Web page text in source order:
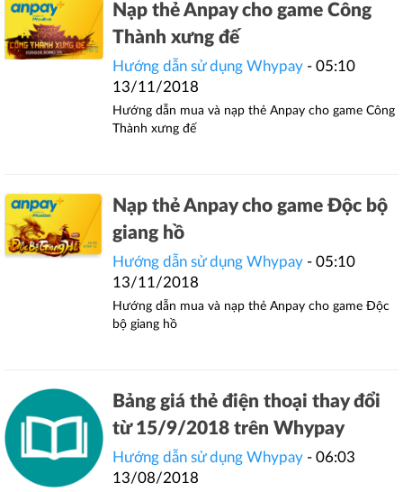
Nạp thẻ Anpay cho game Công
Thành xưng đế
Hướng dẫn sử dụng Whypay - 05:10
13/11/2018
Hướng dẫn mua và nạp thẻ Anpay cho game Công
Thành xưng đế
Nạp thẻ Anpay cho game Độc bộ
giang hồ
Hướng dẫn sử dụng Whypay - 05:10
13/11/2018
Hướng dẫn mua và nạp thẻ Anpay cho game Độc
bộ giang hồ
Bảng giá thẻ điện thoại thay đổi
từ 15/9/2018 trên Whypay
Hướng dẫn sử dụng Whypay - 06:03
13/08/2018